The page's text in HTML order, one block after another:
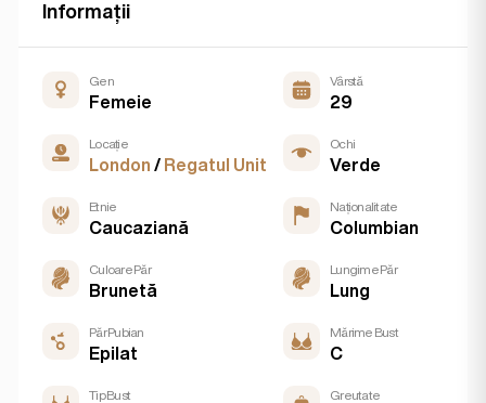
Informații
Gen
Femeie
Vârstă
29
Locație
London / Regatul Unit
Ochi
Verde
Etnie
Caucaziană
Naționalitate
Columbian
Culoare Păr
Brunetă
Lungime Păr
Lung
Păr Pubian
Epilat
Mărime Bust
C
Tip Bust Greutate